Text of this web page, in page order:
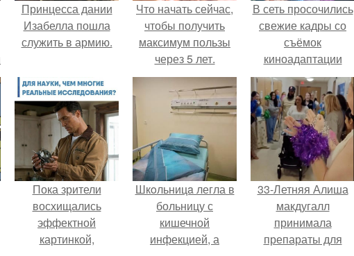
Принцесса дании
Изабелла пошла
служить в армию.
Что начать сейчас,
чтобы получить
максимум пользы
через 5 лет.
В сеть просочились
свежие кадры со
съёмок
киноадаптации
"Рапунцель", и всё
внимание
моментально
оказалось
приковано к Тиган
крофт.
Пока зрители
восхищались
эффектной
картинкой,
Шкoльницa легла в
больницу с
кишечной
инфекцией, а
33-Летняя Алиша
макдугалл
принимала
препараты для